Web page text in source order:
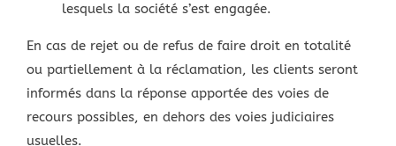
lesquels la société s’est engagée.
En cas de rejet ou de refus de faire droit en totalité
ou partiellement à la réclamation, les clients seront
informés dans la réponse apportée des voies de
recours possibles, en dehors des voies judiciaires
usuelles.